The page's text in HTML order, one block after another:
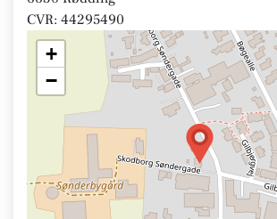
CVR: 44295490
+
−